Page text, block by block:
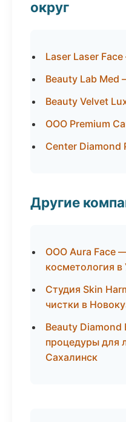
округ
Laser Laser
Beauty Lab Med
Beauty Velvet
ООО Premium
Center
Другие
ООО Aura Face
косметология в
Студия Skin
чистки в
Beauty
процедуры для
Сахалинск